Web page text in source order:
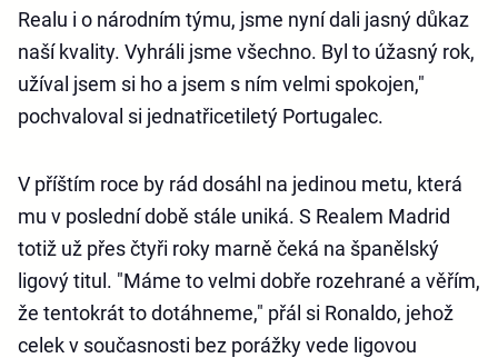
Realu i o národním týmu, jsme nyní dali jasný důkaz
naší kvality. Vyhráli jsme všechno. Byl to úžasný rok,
užíval jsem si ho a jsem s ním velmi spokojen,"
pochvaloval si jednatřicetiletý Portugalec.
V příštím roce by rád dosáhl na jedinou metu, která
mu v poslední době stále uniká. S Realem Madrid
totiž už přes čtyři roky marně čeká na španělský
ligový titul. "Máme to velmi dobře rozehrané a věřím,
že tentokrát to dotáhneme," přál si Ronaldo, jehož
celek v současnosti bez porážky vede ligovou